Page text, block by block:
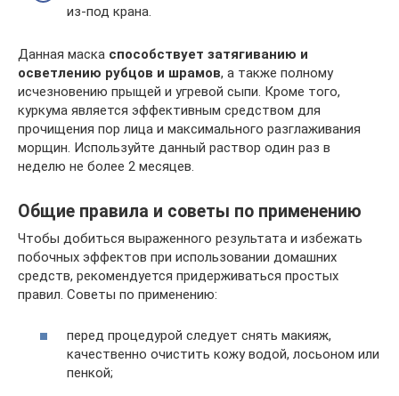
из-под крана.
Данная маска способствует затягиванию и
осветлению рубцов и шрамов, а также полному
исчезновению прыщей и угревой сыпи. Кроме того,
куркума является эффективным средством для
прочищения пор лица и максимального разглаживания
морщин. Используйте данный раствор один раз в
неделю не более 2 месяцев.
Общие правила и советы по применению
Чтобы добиться выраженного результата и избежать
побочных эффектов при использовании домашних
средств, рекомендуется придерживаться простых
правил. Советы по применению:
перед процедурой следует снять макияж,
качественно очистить кожу водой, лосьоном или
пенкой;